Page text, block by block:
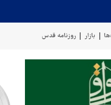
بازار روزنامه قدس
سخنگوی نیروهای مسلح یمن: کشتی